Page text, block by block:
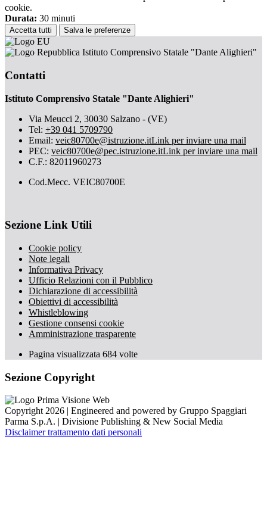
cookie.
Durata: 30 minuti
Accetta tutti Salva le preferenze
Istituto Comprensivo Statale "Dante Alighieri"
Contatti
Istituto Comprensivo Statale "Dante Alighieri"
Via Meucci 2, 30030 Salzano - (VE)
Tel: +39 041 5709790
Email: veic80700e@istruzione.itLink per inviare una mail
PEC: veic80700e@pec.istruzione.itLink per inviare una mail
C.F.: 82011960273
Cod.Mecc. VEIC80700E
Sezione Link Utili
Cookie policy
Note legali
Informativa Privacy
Ufficio Relazioni con il Pubblico
Dichiarazione di accessibilità
Obiettivi di accessibilità
Whistleblowing
Gestione consensi cookie
Amministrazione trasparente
Pagina visualizzata 684 volte
Sezione Copyright
Copyright 2026 | Engineered and powered by Gruppo Spaggiari
Parma S.p.A. | Divisione Publishing & New Social Media
Disclaimer trattamento dati personali